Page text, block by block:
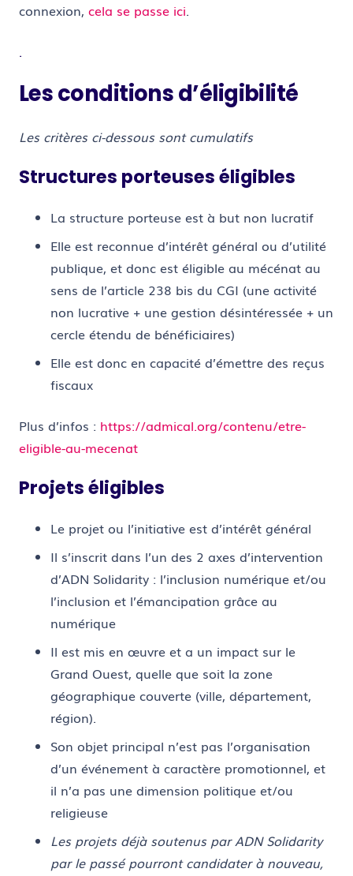
connexion, cela se passe ici.
.
Les conditions d’éligibilité
Les critères ci-dessous sont cumulatifs
Structures porteuses éligibles
La structure porteuse est à but non lucratif
Elle est reconnue d’intérêt général ou d’utilité
publique, et donc est éligible au mécénat au
sens de l’article 238 bis du CGI (une activité
non lucrative + une gestion désintéressée + un
cercle étendu de bénéficiaires)
Elle est donc en capacité d’émettre des reçus
fiscaux
Plus d’infos : https://admical.org/contenu/etre-
eligible-au-mecenat
Projets éligibles
Le projet ou l’initiative est d’intérêt général
Il s’inscrit dans l’un des 2 axes d’intervention
d’ADN Solidarity : l’inclusion numérique et/ou
l’inclusion et l’émancipation grâce au
numérique
Il est mis en œuvre et a un impact sur le
Grand Ouest, quelle que soit la zone
géographique couverte (ville, département,
région).
Son objet principal n’est pas l’organisation
d’un événement à caractère promotionnel, et
il n’a pas une dimension politique et/ou
religieuse
Les projets déjà soutenus par ADN Solidarity
par le passé pourront candidater à nouveau,